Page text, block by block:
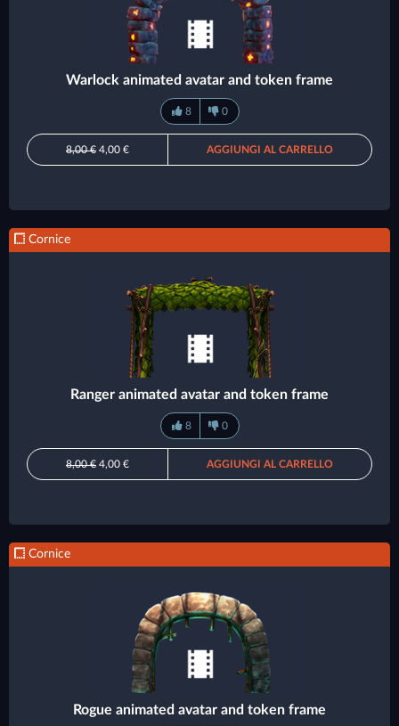
Warlock animated avatar and token frame
8 0
8,00 € 4,00 € AGGIUNGI AL CARRELLO
Cornice
Ranger animated avatar and token frame
8 0
8,00 € 4,00 € AGGIUNGI AL CARRELLO
Cornice
Rogue animated avatar and token frame